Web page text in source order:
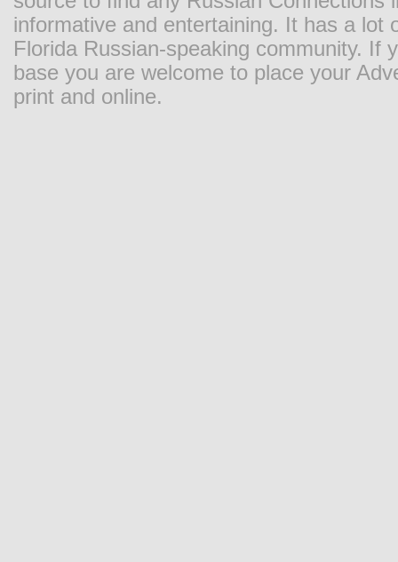
informative and entertaining. It has a
Florida Russian-speaking community. If
base you are welcome to place your
print and online.